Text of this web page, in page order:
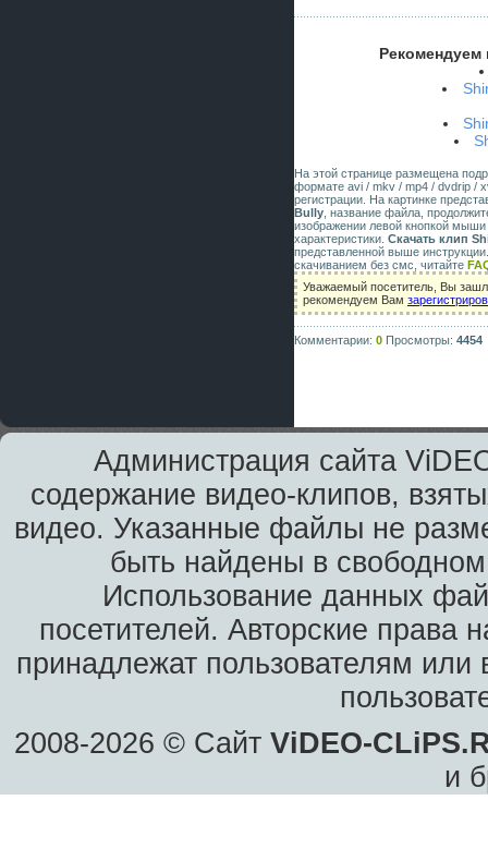
Рекомендуем
На этой странице размещена
формате avi / mkv / mp4 / dvdrip /
регистрации. На картинке
Bully , название файла,
изображении левой кнопкой
характеристики. Скачать клип
представленной выше
скачиванием без смс, читайте
Уважаемый посетитель, Вы
рекомендуем Вам
Комментарии: 0 Просмотры: 4454
Администрация сайта
содержание видео-клипов,
видео. Указанные файлы не
быть найдены в
Использование данных
посетителей. Авторские права
принадлежат пользователям или
2008-2026 © Сайт ViDEO-
и